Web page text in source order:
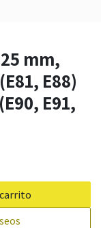
mm,
E88)
E91,